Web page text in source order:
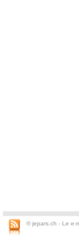
© jepars.ch - Le e-